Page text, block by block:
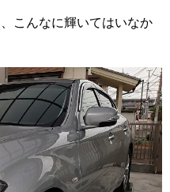
こんなに輝いてはいなか